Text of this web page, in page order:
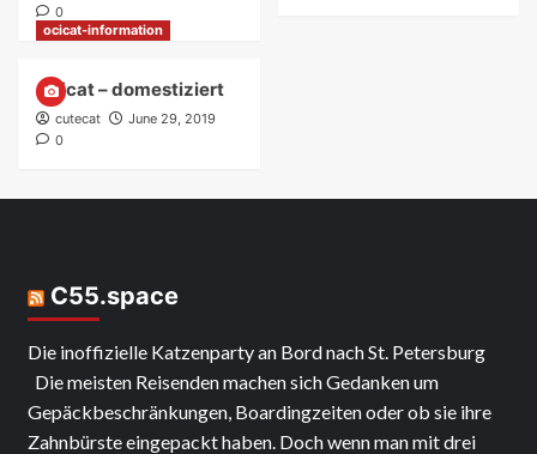
0
ocicat-information
Ocicat – domestiziert
cutecat
June 29, 2019
0
C55.space
Die inoffizielle Katzenparty an Bord nach St. Petersburg
Die meisten Reisenden machen sich Gedanken um
Gepäckbeschränkungen, Boardingzeiten oder ob sie ihre
Zahnbürste eingepackt haben. Doch wenn man mit drei